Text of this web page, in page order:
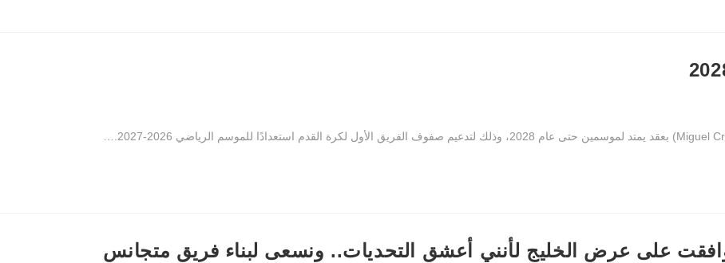
على عرض الخليج لأنني أعشق التحديات.. ونسعى لبناء فريق متجانس